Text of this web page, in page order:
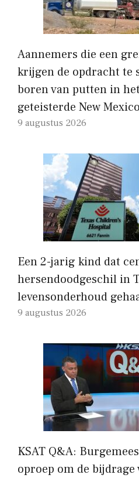
Aannemers die een
krijgen de opdracht te
boren van putten in
geteisterde New Mexico
9 augustus 2026
Een 2-jarig kind dat
hersendoodgeschil in
levensonderhoud
9 augustus 2026
KSAT Q&A:
oproep om de bijdrage